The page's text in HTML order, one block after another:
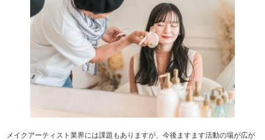
メイクアーティスト業界には課題もありますが、今後ますます活動の場が広が